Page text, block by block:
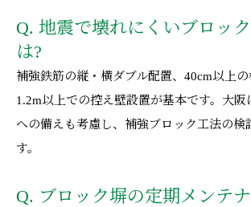
Q. 地震で壊れにくいブロッ
は?
補強鉄筋の縦・横ダブル配置、40cm以上
1.2m以上での控え壁設置が基本です。大
への備えも考慮し、補強ブロック工法の検
す。
Q. ブロック塀の定期メンテ